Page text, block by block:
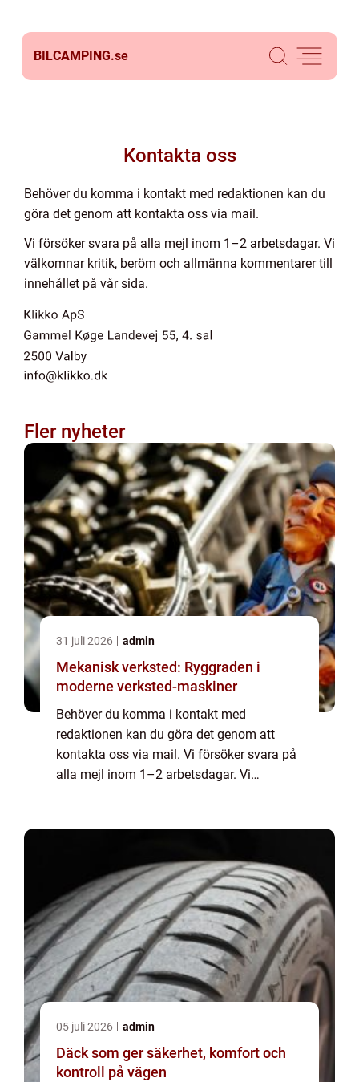
BILCAMPING.se
Kontakta oss
Behöver du komma i kontakt med redaktionen kan du
göra det genom att kontakta oss via mail.
Vi försöker svara på alla mejl inom 1–2 arbetsdagar. Vi
välkomnar kritik, beröm och allmänna kommentarer till
innehållet på vår sida.
Fler nyheter
31 juli 2026 admin
Mekanisk verksted: Ryggraden i
moderne verksted-maskiner
Behöver du komma i kontakt med
redaktionen kan du göra det genom att
kontakta oss via mail. Vi försöker svara på
alla mejl inom 1–2 arbetsdagar. Vi
05 juli 2026 admin
Däck som ger säkerhet, komfort och
kontroll på vägen